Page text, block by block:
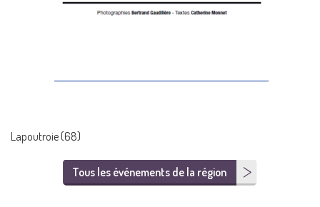
Lapoutroie (68)
Tous les événements de la région